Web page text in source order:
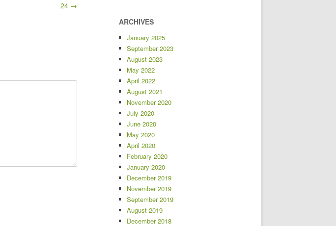
24 →
ARCHIVES
January 2025
September 2023
August 2023
May 2022
April 2022
August 2021
November 2020
July 2020
June 2020
May 2020
April 2020
February 2020
January 2020
December 2019
November 2019
September 2019
August 2019
December 2018